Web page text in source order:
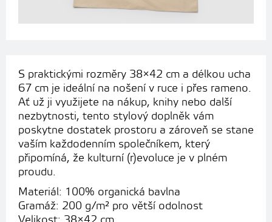
S praktickými rozměry 38×42 cm a délkou ucha
67 cm je ideální na nošení v ruce i přes rameno.
Ať už ji využijete na nákup, knihy nebo další
nezbytnosti, tento stylový doplněk vám
poskytne dostatek prostoru a zároveň se stane
vaším každodenním společníkem, který
připomíná, že kulturní (r)evoluce je v plném
proudu.
Materiál: 100% organická bavlna
Gramáž: 200 g/m² pro větší odolnost